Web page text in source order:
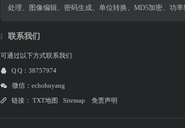
处理、图像编辑、密码生成、单位转换、MD5加密、功
联系我们
可通过以下方式联系我们
Q Q：38757974
微信：echohuyang
链接： TXT地图 Sitemap 免责声明